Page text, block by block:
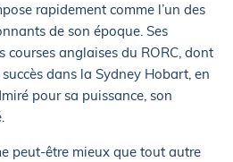
rapidement comme l’un des
de son époque. Ses
courses anglaises du RORC, dont
dans la Sydney Hobart, en
pour sa puissance, son
peut-être mieux que tout autre